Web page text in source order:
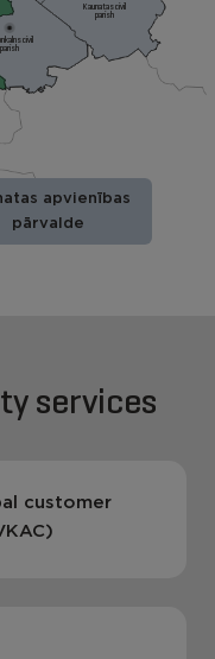
apvienības
pārvalde
civil
parish
Kaunatas civil
parish
services
customer